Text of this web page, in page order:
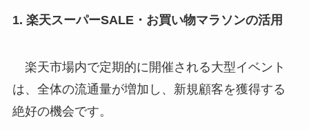
1. 楽天スーパーSALE・お買い物マラソンの活用
楽天市場内で定期的に開催される大型イベント
は、全体の流通量が増加し、新規顧客を獲得する
絶好の機会です。